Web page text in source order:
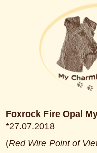
Foxrock Fire Opal
*27.07.2018
(Red Wire Point of